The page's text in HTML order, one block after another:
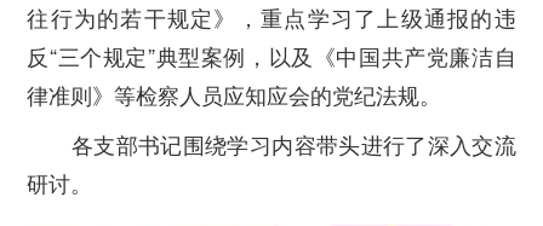
往行为的若干规定》，重点学习了上级通报的违
反“三个规定”典型案例，以及《中国共产党廉洁自
律准则》等检察人员应知应会的党纪法规。
各支部书记围绕学习内容带头进行了深入交流
研讨。